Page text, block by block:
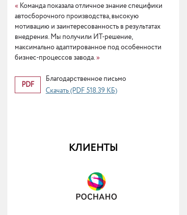
« Команда показала отличное знание специфики
автосборочного производства, высокую
мотивацию и заинтересованность в результатах
внедрения. Мы получили ИТ-решение,
максимально адаптированное под особенности
бизнес-процессов завода. »
PDF
Благодарственное письмо
Скачать (PDF 518.39 КБ)
КЛИЕНТЫ